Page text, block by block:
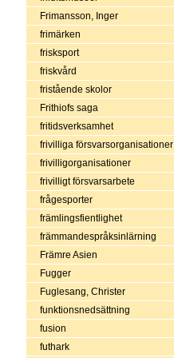
Frimansson, Inger
frimärken
frisksport
friskvård
fristående skolor
Frithiofs saga
fritidsverksamhet
frivilliga försvarsorganisationer
frivilligorganisationer
frivilligt försvarsarbete
frågesporter
främlingsfientlighet
främmandespråksinlärning
Främre Asien
Fugger
Fuglesang, Christer
funktionsnedsättning
fusion
futhark